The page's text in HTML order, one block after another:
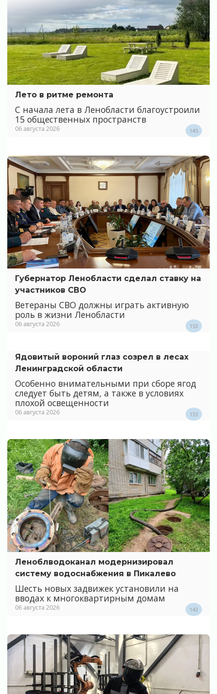
Лето в ритме ремонта
С начала лета в Ленобласти благоустроили
15 общественных пространств
06 августа 2026 145
Губернатор Ленобласти сделал ставку на
участников СВО
Ветераны СВО должны играть активную
роль в жизни Ленобласти
06 августа 2026 153
Ядовитый вороний глаз созрел в лесах
Ленинградской области
Особенно внимательными при сборе ягод
следует быть детям, а также в условиях
плохой освещенности
06 августа 2026 133
Леноблводоканал модернизировал
систему водоснабжения в Пикалево
Шесть новых задвижек установили на
вводах к многоквартирным домам
06 августа 2026 143